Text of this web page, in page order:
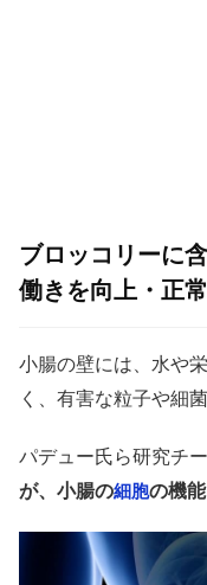
ブロッコリーに
働きを向上・正
小腸の壁には、水や
く、有害な粒子や細
パデュー氏ら研究チー
が、小腸の細胞の機